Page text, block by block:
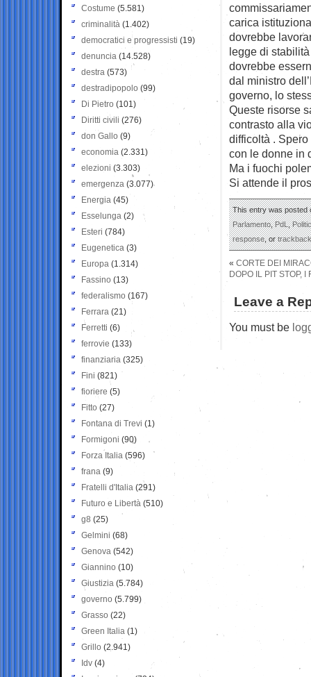
carica
dovrebbe
legge di
dovrebbe
dal ministro
governo, lo
Queste risorse
contrasto alla
difficoltà .
con le donne in
Ma i fuochi
Si attende il
This entry was posted
Parlamento,PdL,
response, ortrackback
« CORTE DEI
DOPO IL PIT STOP,
Leave a
You must be
Costume (5.581)
criminalità (1.402)
democratici e progressisti (19)
denuncia (14.528)
destra (573)
destradipopolo (99)
Di Pietro (101)
Diritti civili (276)
don Gallo (9)
economia (2.331)
elezioni (3.303)
emergenza (3.077)
Energia (45)
Esselunga (2)
Esteri (784)
Eugenetica (3)
Europa (1.314)
Fassino (13)
federalismo (167)
Ferrara (21)
Ferretti (6)
ferrovie (133)
finanziaria (325)
Fini (821)
fioriere (5)
Fitto (27)
Fontana di Trevi (1)
Formigoni (90)
Forza Italia (596)
frana (9)
Fratelli d'Italia (291)
Futuro e Libertà (510)
g8 (25)
Gelmini (68)
Genova (542)
Giannino (10)
Giustizia (5.784)
governo (5.799)
Grasso (22)
Green Italia (1)
Grillo (2.941)
Idv (4)